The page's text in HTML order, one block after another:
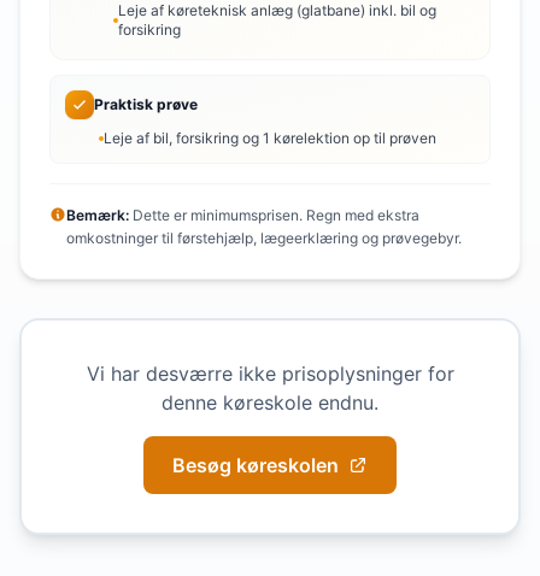
Leje af køreteknisk anlæg (glatbane) inkl. bil og
forsikring
Praktisk prøve
Leje af bil, forsikring og 1 kørelektion op til prøven
Bemærk: Dette er minimumsprisen. Regn med ekstra
omkostninger til førstehjælp, lægeerklæring og prøvegebyr.
Vi har desværre ikke prisoplysninger for
denne køreskole endnu.
Besøg køreskolen